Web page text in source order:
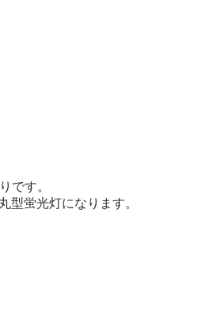
です。
型蛍光灯になります。